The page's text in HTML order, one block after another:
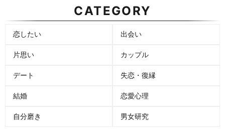
CATEGORY
恋したい 出会い
片思い カップル
デート 失恋・復縁
結婚 恋愛心理
自分磨き 男女研究